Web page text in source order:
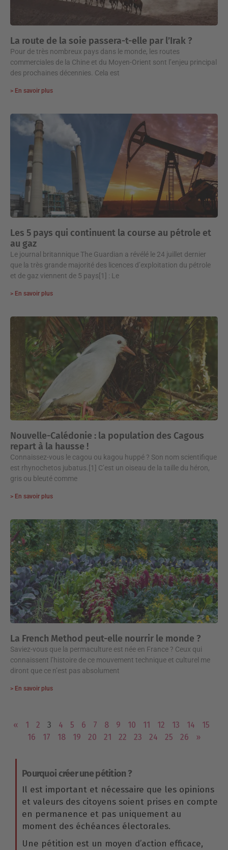
La route de la soie passera-t-elle par l’Irak ?
Pour de très nombreux pays dans le monde, les routes
commerciales de la Chine et du Moyen-Orient sont l’enjeu principal
des prochaines décennies. Cela est
> En savoir plus
Les 5 pays qui continuent la course au pétrole et
au gaz
Le journal britannique The Guardian a révélé le 24 juillet dernier
que la très grande majorité des licences d’exploitation du pétrole
et de gaz viennent de 5 pays[1] : Le
> En savoir plus
Nouvelle-Calédonie : la population des Cagous
repart à la hausse !
Connaissez-vous le cagou ou kagou huppé ? Son nom scientifique
est rhynochetos jubatus.[1] C’est un oiseau de la taille du héron,
gris ou bleuté comme
> En savoir plus
La French Method peut-elle nourrir le monde ?
Saviez-vous que la permaculture est née en France ? Ceux qui
connaissent l’histoire de ce mouvement technique et culturel me
diront que ce n’est pas absolument
> En savoir plus
« 1 2 3 4 5 6 7 8 9 10 11 12 13 14
15
16
17 18 19 20 21 22 23 24 25 26 »
Pourquoi créer une pétition ?
Il est important et nécessaire que les opinions
et valeurs des citoyens soient prises en compte
en permanence et pas uniquement au
moment des échéances électorales.
Une pétition est un moyen d’action efficace,